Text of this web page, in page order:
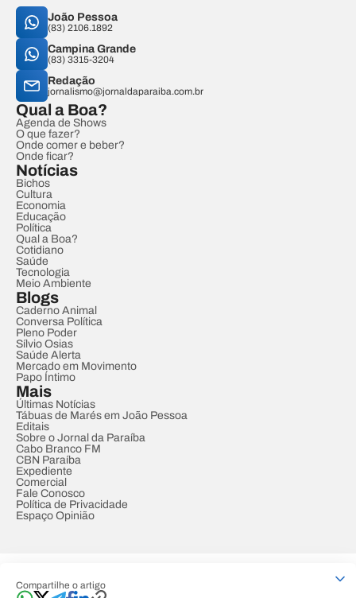
Compartilhe o artigo
João Pessoa
(83) 2106.1892
Campina Grande
(83) 3315-3204
Redação
jornalismo@jornaldaparaiba.com.br
Qual a Boa?
Agenda de Shows
O que fazer?
Onde comer e beber?
Onde ficar?
Notícias
Bichos
Cultura
Economia
Educação
Política
Qual a Boa?
Cotidiano
Saúde
Tecnologia
Meio Ambiente
Blogs
Caderno Animal
Conversa Política
Pleno Poder
Sílvio Osias
Saúde Alerta
Mercado em Movimento
Papo Íntimo
Mais
Últimas Notícias
Tábuas de Marés em João Pessoa
Editais
Sobre o Jornal da Paraíba
Cabo Branco FM
CBN Paraíba
Expediente
Comercial
Fale Conosco
Política de Privacidade
Espaço Opinião